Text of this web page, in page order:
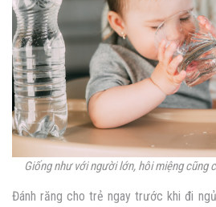
Giống như với người lớn, hôi miệng cũng
Đánh răng cho trẻ ngay trước khi đi